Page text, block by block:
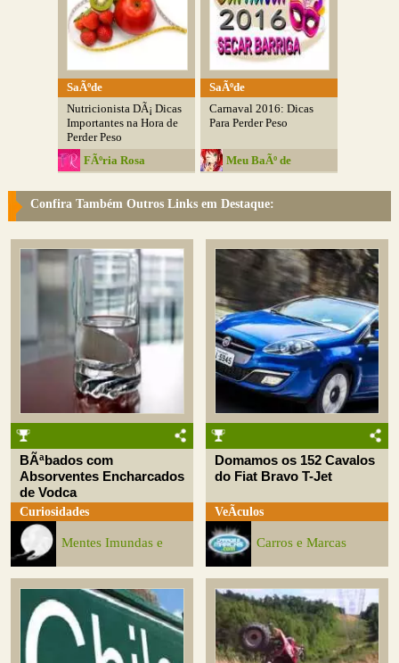
SaÃºde
Nutricionista DÃ¡ Dicas
Importantes na Hora de
Perder Peso
FÃºria Rosa
SaÃºde
Carnaval 2016: Dicas
Para Perder Peso
Meu BaÃº de
Confira Também Outros Links em Destaque:
BÃªbados com
Absorventes Encharcados
de Vodca
Curiosidades
Mentes Imundas e
Domamos os 152 Cavalos
do Fiat Bravo T-Jet
VeÃ­culos
Carros e Marcas